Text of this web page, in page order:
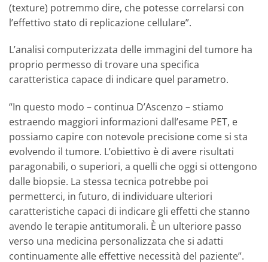
(texture) potremmo dire, che potesse correlarsi con
l’effettivo stato di replicazione cellulare”.
L’analisi computerizzata delle immagini del tumore ha
proprio permesso di trovare una specifica
caratteristica capace di indicare quel parametro.
“In questo modo – continua D’Ascenzo – stiamo
estraendo maggiori informazioni dall’esame PET, e
possiamo capire con notevole precisione come si sta
evolvendo il tumore. L’obiettivo è di avere risultati
paragonabili, o superiori, a quelli che oggi si ottengono
dalle biopsie. La stessa tecnica potrebbe poi
permetterci, in futuro, di individuare ulteriori
caratteristiche capaci di indicare gli effetti che stanno
avendo le terapie antitumorali. È un ulteriore passo
verso una medicina personalizzata che si adatti
continuamente alle effettive necessità del paziente”.